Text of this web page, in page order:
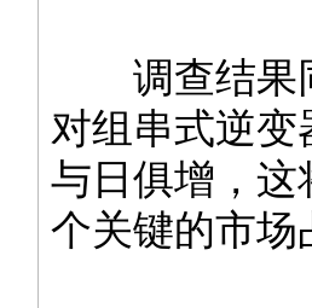
调查结果
对组串式逆
与日俱增，这
个关键的市场